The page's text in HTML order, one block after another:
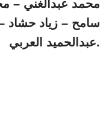
محمد عبدالغني –
سامح – زياد حشاد
عبدالحميد العربي.